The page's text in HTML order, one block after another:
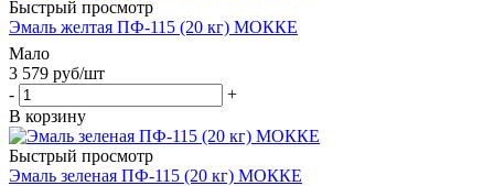
Быстрый просмотр
Эмаль желтая ПФ-115 (20 кг) МОККЕ
Мало
3 579 руб/шт
-
+
В корзину
Быстрый просмотр
Эмаль зеленая ПФ-115 (20 кг) МОККЕ